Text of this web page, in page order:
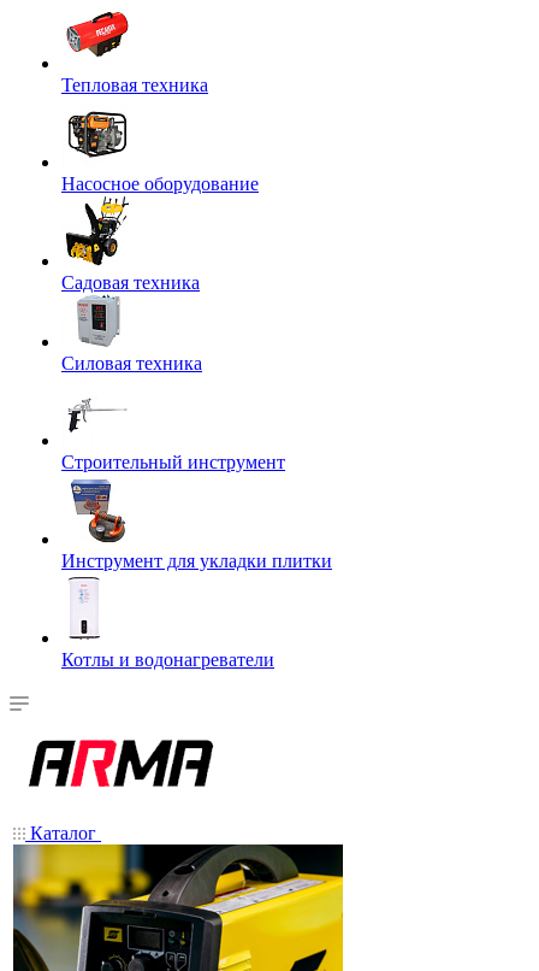
Тепловая техника
Насосное оборудование
Садовая техника
Силовая техника
Строительный инструмент
Инструмент для укладки плитки
Котлы и водонагреватели
Каталог